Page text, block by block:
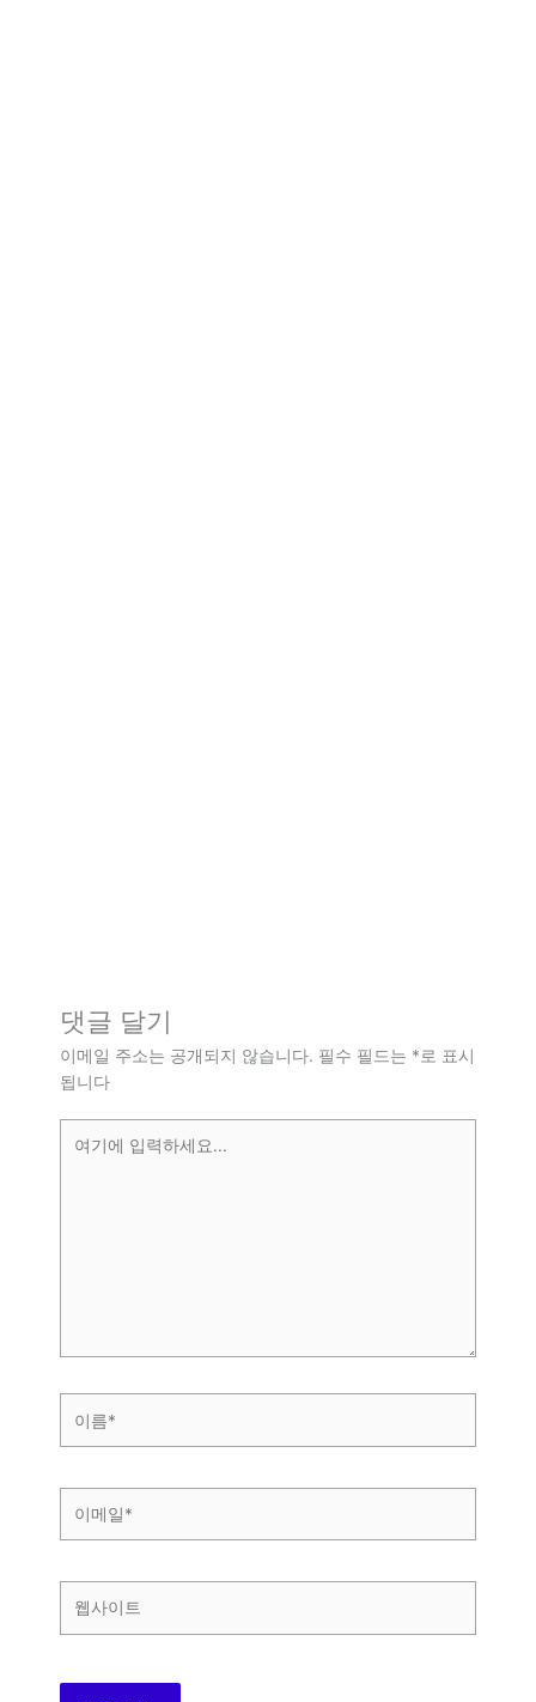
댓글 달기
이메일 주소는 공개되지 않습니다. 필수 필드는 *로 표시
됩니다
*